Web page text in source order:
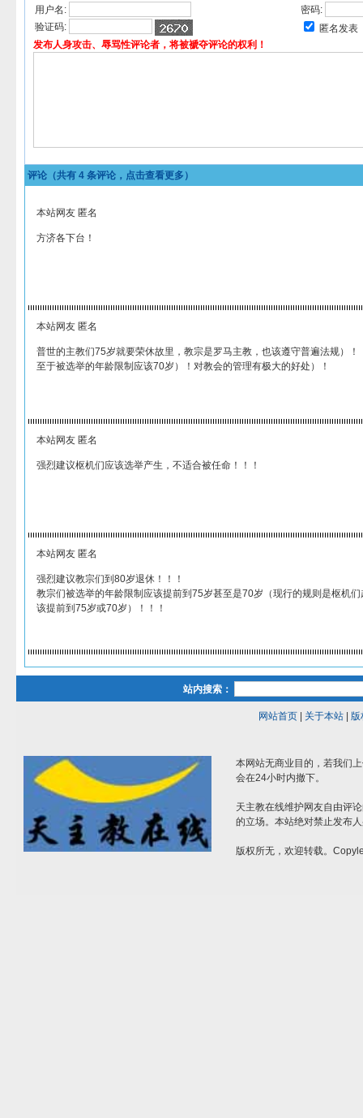
用户名:
密码:
验证码:
匿名发表
发布人身攻击、辱骂性评论者，将被褫夺评论的权利！
评论（共有 4 条评论，点击查看更多）
本站网友 匿名
方济各下台！
本站网友 匿名
普世的主教们75岁就要荣休故里，教宗是罗马主教，也该遵守普遍法规）！
至于被选举的年龄限制应该70岁）！对教会的管理有极大的好处）！
本站网友 匿名
强烈建议枢机们应该选举产生，不适合被任命！！！
本站网友 匿名
强烈建议教宗们到80岁退休！！！
教宗们被选举的年龄限制应该提前到75岁甚至是70岁（现行的规则是枢机
该提前到75岁或70岁）！！！
站内搜索：
网站首页| 关于本站| 版
本网站无商业目的，若我们
会在24小时内撤下。
天主教在线维护网友自由评
的立场。本站绝对禁止发布
版权所无，欢迎转载。